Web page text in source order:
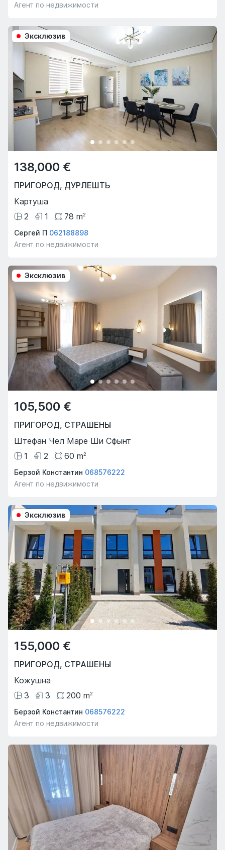
Агент по недвижимости
Эксклюзив
138,000 €
ПРИГОРОД, ДУРЛЕШТЬ
Картуша
2
1 78 m2
Сергей П 062188898
Агент по недвижимости
Эксклюзив
105,500 €
ПРИГОРОД, СТРАШЕНЫ
Штефан Чел Маре Ши Сфынт
1
2 60 m2
Берзой Константин 068576222
Агент по недвижимости
Эксклюзив
155,000 €
ПРИГОРОД, СТРАШЕНЫ
Кожушна
3
3 200 m2
Берзой Константин 068576222
Агент по недвижимости